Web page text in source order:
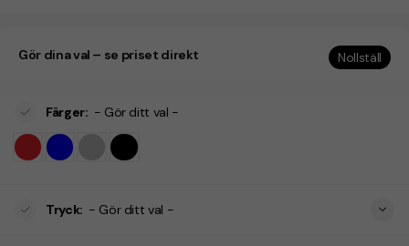
Gör dina val – se priset direkt Nollställ
Färger: - Gör ditt val -
Tryck: - Gör ditt val -